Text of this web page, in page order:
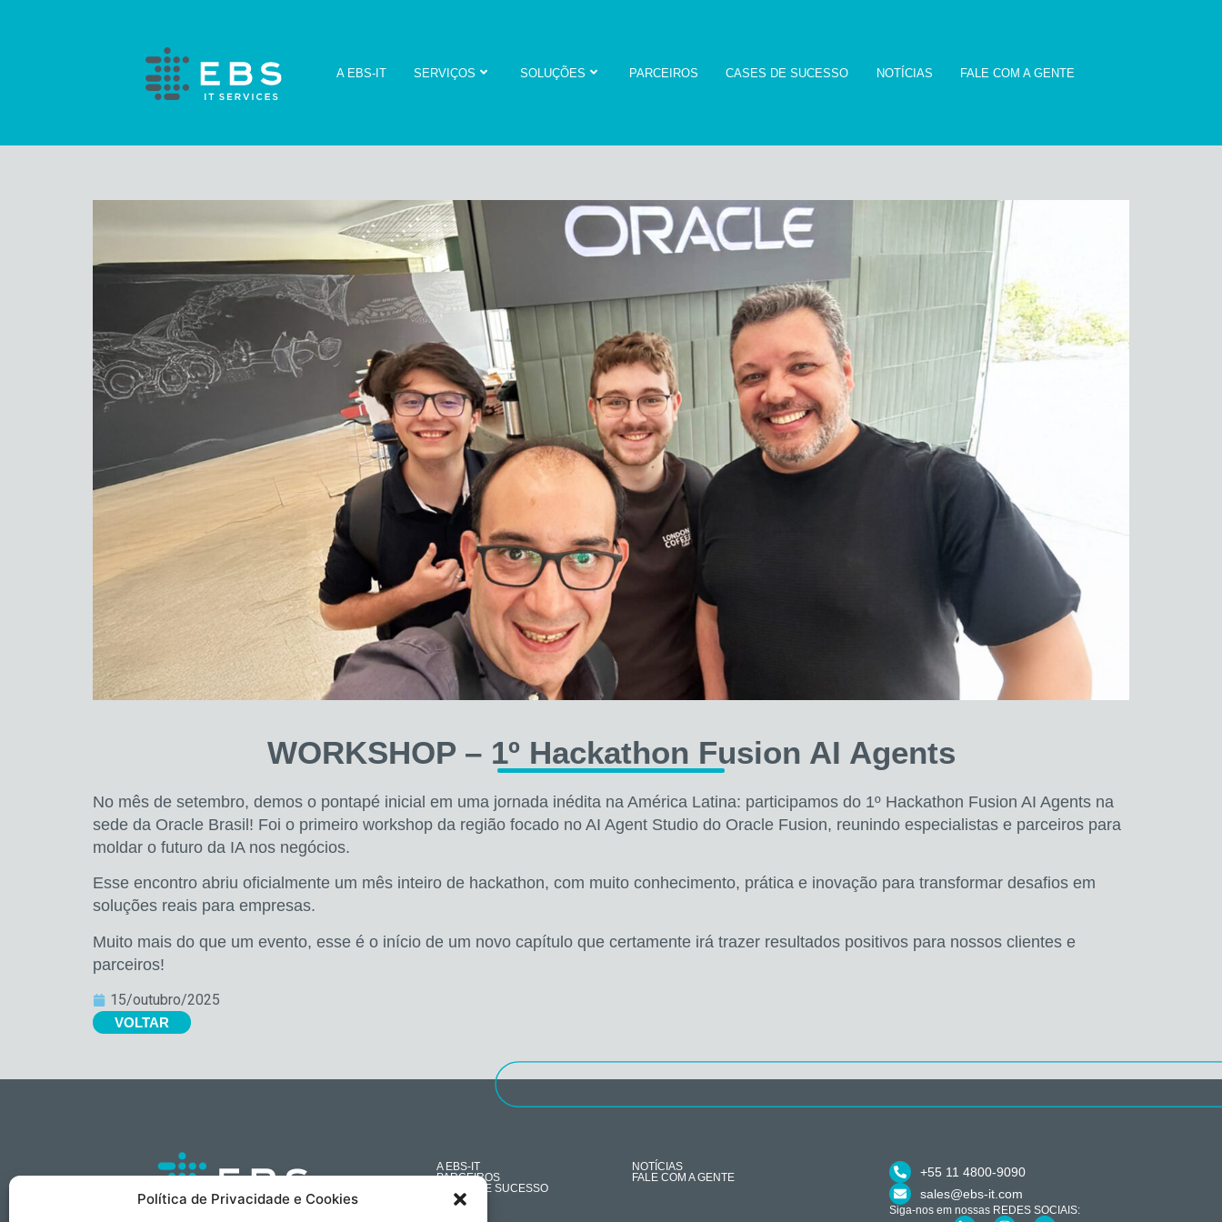
Política de Privacidade e Cookies
A EBS-IT SERVIÇOS SOLUÇÕES PARCEIROS CASES DE SUCESSO NOTÍCIAS FALE COM A GENTE
WORKSHOP – 1º Hackathon Fusion AI Agents
No mês de setembro, demos o pontapé inicial em uma jornada inédita na América Latina: participamos do 1º Hackathon Fusion AI Agents na
sede da Oracle Brasil! Foi o primeiro workshop da região focado no AI Agent Studio do Oracle Fusion, reunindo especialistas e parceiros para
moldar o futuro da IA nos negócios.
Esse encontro abriu oficialmente um mês inteiro de hackathon, com muito conhecimento, prática e inovação para transformar desafios em
soluções reais para empresas.
Muito mais do que um evento, esse é o início de um novo capítulo que certamente irá trazer resultados positivos para nossos clientes e
parceiros!
15/outubro/2025
VOLTAR
A EBS-IT
PARCEIROS
CASES DE SUCESSO
NOTÍCIAS
FALE COM A GENTE
+55 11 4800-9090
sales@ebs-it.com
Siga-nos em nossas REDES SOCIAIS: